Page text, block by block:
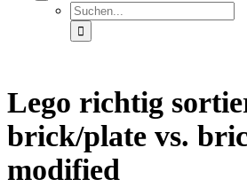
Suche
nach:
Lego richtig
brick/plate vs.
modified